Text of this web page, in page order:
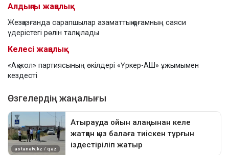
Алдыңғы жаңалық
Жезқазғанда сарапшылар азаматтық қоғамның саяси
үдерістегі рөлін талқылады
Келесі жаңалық
«Ақ жол» партиясының өкілдері «Үркер-АШ» ұжымымен
кездесті